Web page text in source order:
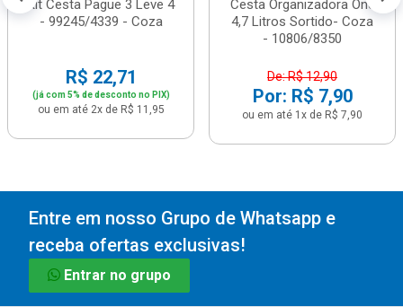
Kit Cesta Pague 3 Leve 4
- 99245/4339 - Coza
R$ 22,71
(já com 5% de desconto no PIX)
ou em até 2x de R$ 11,95
Cesta Organizadora One
4,7 Litros Sortido- Coza
- 10806/8350
De: R$ 12,90
Por: R$ 7,90
ou em até 1x de R$ 7,90
Entre em nosso Grupo de Whatsapp e
receba ofertas exclusivas!
Entrar no grupo